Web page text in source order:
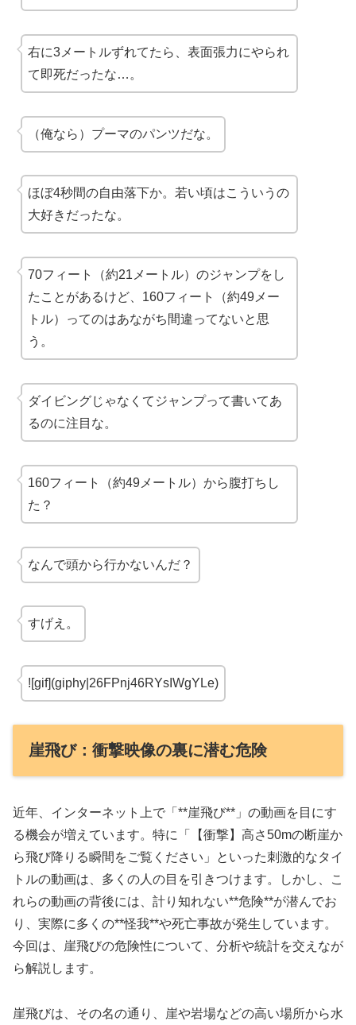
右に3メートルずれてたら、表面張力にやられ
て 即死だったな…。
（俺なら）プーマのパンツだな。
ほぼ4秒間の自由落下か。若い頃はこういうの
大好きだったな。
70フィート（約21メートル）のジャンプをし
たことがあるけど、160フィート（約49メー
トル）ってのはあながち間違ってないと思
う。
ダイビングじゃなくてジャンプって書いてあ
るのに注目な。
160フィート（約49メートル）から腹打ちし
た？
なんで頭から行かないんだ？
すげえ。
![gif](giphy|26FPnj46RYsIWgYLe)
崖飛び：衝撃映像の裏に潜む危険
近年、インターネット上で「**崖飛び**」の動画を目にす
る機会が増えています。特に「【衝撃】高さ50mの断崖か
ら飛び降りる瞬間をご覧ください」といった刺激的なタイ
トルの動画は、多くの人の目を引きつけます。しかし、こ
れらの動画の背後には、計り知れない**危険**が潜んでお
り、実際に多くの**怪我**や死亡事故が発生しています。
今回は、崖飛びの危険性について、分析や統計を交えなが
ら解説します。
崖飛びは、その名の通り、崖や岩場などの高い場所から水